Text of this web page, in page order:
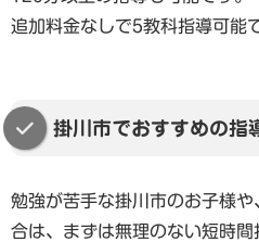
追加料金なしで5教科指導可能
掛川市でおすすめの指
勉強が苦手な掛川市のお子様
合は、まずは無理のない短時